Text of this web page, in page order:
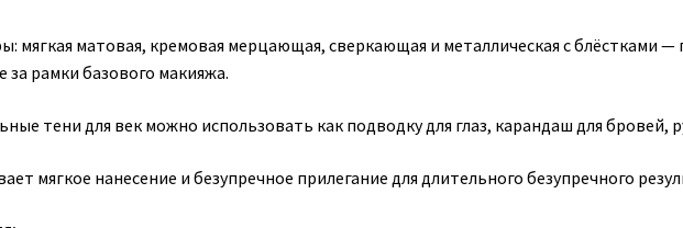
мягкая матовая, кремовая мерцающая, сверкающая и металлическая с блёстками
рамки базового макияжа.
тени для век можно использовать как подводку для глаз, карандаш для бровей,
мягкое нанесение и безупречное прилегание для длительного безупречного